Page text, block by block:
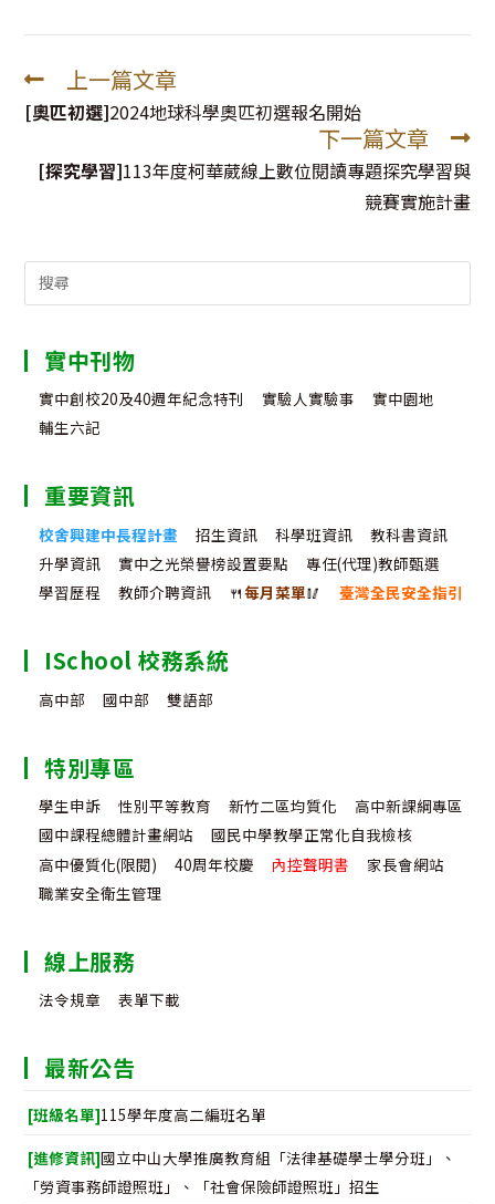
Read
more
上一篇文章
[奧匹初選]2024地球科學奧匹初選報名開始
下一篇文章
[探究學習]113年度柯華葳線上數位閱讀專題探究學習與
競賽實施計畫
Search
實中刊物
實中創校20及40週年紀念特刊 實驗人實驗事
實中園地
輔生六記
重要資訊
校舍興建中長程計畫 招生資訊 科學班資訊
教科書資訊
升學資訊
實中之光榮譽榜設置要點
專任(代理)教師甄選
學習歷程
教師介聘資訊 🍴每月菜單🥢 臺灣全民安全指引
ISchool 校務系統
高中部 國中部 雙語部
特別專區
學生申訴 性別平等教育 新竹二區均質化
高中新課綱專區
國中課程總體計畫網站
國民中學教學正常化自我檢核
高中優質化(限閱)
40周年校慶 內控聲明書
家長會網站
職業安全衛生管理
線上服務
法令規章 表單下載
最新公告
[班級名單]115學年度高二編班名單
[進修資訊]國立中山大學推廣教育組「法律基礎學士學分班」、
「勞資事務師證照班」、「社會保險師證照班」招生